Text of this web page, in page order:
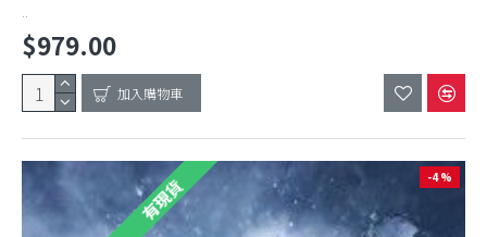
..
$979.00
加入購物車
有現貨 -4 %